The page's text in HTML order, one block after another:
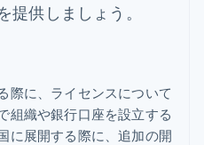
提供しましょう。
際に、ライセンスについて
組織や銀行口座を設立する
に展開する際に、追加の開